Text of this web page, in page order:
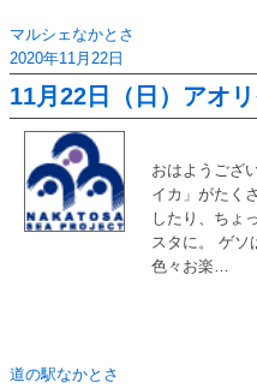
マルシェなかとさ
2020年11月22日
11月22日（日）アオリ
おはようござ
イカ」がたく
したり、ちょ
スタに。 ゲソ
色々お楽…
道の駅なかとさ